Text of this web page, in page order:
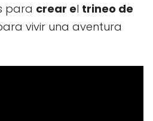
para crear el trineo de
vivir una aventura